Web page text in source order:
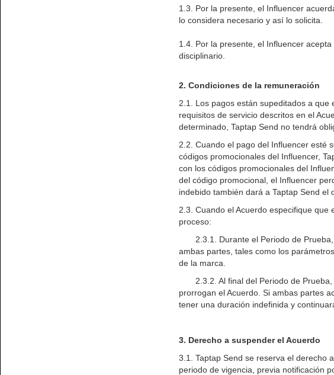
1.3. Por la presente, el Influencer
lo considera necesario y así lo solicita.
1.4. Por la presente, el Influencer
disciplinario.
2. Condiciones de la remuneración
2.1. Los pagos están supeditados a
requisitos de servicio descritos en el
determinado, Taptap Send no tendrá
2.2. Cuando el pago del Influencer esté
códigos promocionales del Influencer,
con los códigos promocionales del
del código promocional, el Influencer
indebido también dará a Taptap Send el
2.3. Cuando el Acuerdo especifique
proceso:
2.3.1. Durante el Periodo de Prueba,
ambas partes, tales como los
de la marca.
2.3.2. Al final del Periodo de Prueba,
prorrogan el Acuerdo. Si ambas partes
tener una duración indefinida y
3. Derecho a suspender el Acuerdo
3.1. Taptap Send se reserva el derecho
periodo de vigencia, previa notificación